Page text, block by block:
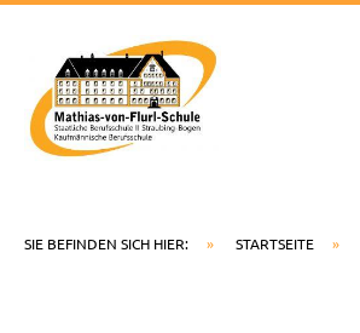
Zum
springen
SIE BEFINDEN SICH HIER: » STARTSEITE »